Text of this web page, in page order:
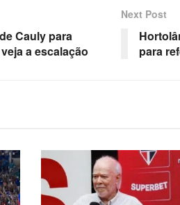
Cauly para
a escalação
Next Post
para